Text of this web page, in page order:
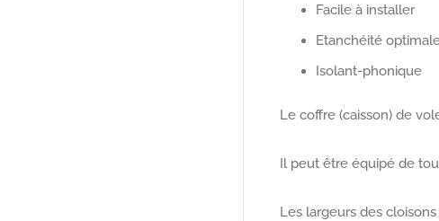
Facile à installer
Etanchéité
Isolant-phonique
Le coffre (caisson) de
Il peut être équipé de
Les largeurs des